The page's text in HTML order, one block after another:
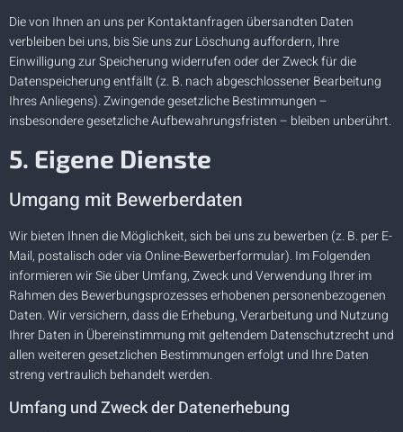
Die von Ihnen an uns per Kontaktanfragen übersandten Daten
verbleiben bei uns, bis Sie uns zur Löschung auffordern, Ihre
Einwilligung zur Speicherung widerrufen oder der Zweck für die
Datenspeicherung entfällt (z. B. nach abgeschlossener Bearbeitung
Ihres Anliegens). Zwingende gesetzliche Bestimmungen –
insbesondere gesetzliche Aufbewahrungsfristen – bleiben unberührt.
5. Eigene Dienste
Umgang mit Bewerberdaten
Wir bieten Ihnen die Möglichkeit, sich bei uns zu bewerben (z. B. per E-
Mail, postalisch oder via Online-Bewerberformular). Im Folgenden
informieren wir Sie über Umfang, Zweck und Verwendung Ihrer im
Rahmen des Bewerbungsprozesses erhobenen personenbezogenen
Daten. Wir versichern, dass die Erhebung, Verarbeitung und Nutzung
Ihrer Daten in Übereinstimmung mit geltendem Datenschutzrecht und
allen weiteren gesetzlichen Bestimmungen erfolgt und Ihre Daten
streng vertraulich behandelt werden.
Umfang und Zweck der Datenerhebung